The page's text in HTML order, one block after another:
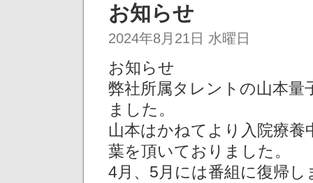
お知らせ
2024年8月21日 水曜日
お知らせ
弊社所属タレントの山本量
ました。
山本はかねてより入院療
葉を頂いておりました。
4月、5月には番組に復帰